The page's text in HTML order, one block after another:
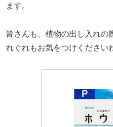
ます。
皆さんも、植物の出し入れの
れぐれもお気をつけください